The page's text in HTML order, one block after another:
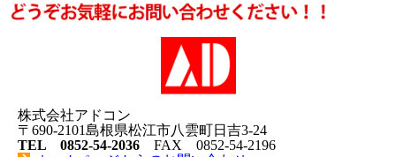
株式会社アドコン
〒690-2101島根県松江市八雲町日吉3-24
TEL 0852-54-2036 FAX 0852-54-2196